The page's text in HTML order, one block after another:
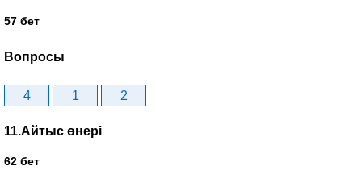
57 бет
Вопросы
4 1 2
11.Айтыс өнері
62 бет